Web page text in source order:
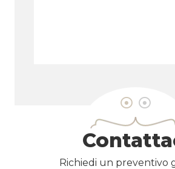
1 2
Richiedi un preventivo